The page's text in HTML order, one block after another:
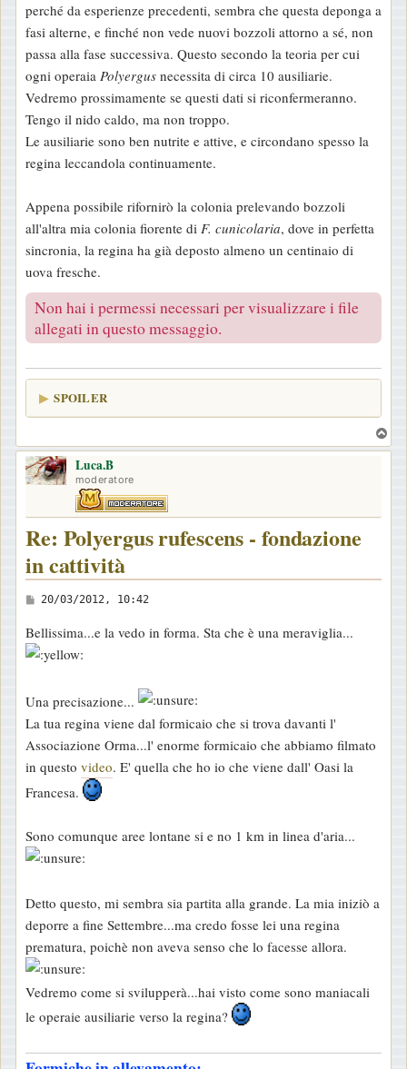
perché da esperienze precedenti, sembra che questa deponga a
fasi alterne, e finché non vede nuovi bozzoli attorno a sé, non
passa alla fase successiva. Questo secondo la teoria per cui
ogni operaia Polyergus necessita di circa 10 ausiliarie.
Vedremo prossimamente se questi dati si riconfermeranno.
Tengo il nido caldo, ma non troppo.
Le ausiliarie sono ben nutrite e attive, e circondano spesso la
regina leccandola continuamente.
Appena possibile rifornirò la colonia prelevando bozzoli
all'altra mia colonia fiorente di F. cunicolaria, dove in perfetta
sincronia, la regina ha già deposto almeno un centinaio di
uova fresche.
Non hai i permessi necessari per visualizzare i file
allegati in questo messaggio.
SPOILER
o
Luca.B
moderatore
Re: Polyergus rufescens - fondazione
in cattività
M
s
s
g
g
i
o
20/03/2012, 10:42
Bellissima...e la vedo in forma. Sta che è una meraviglia...
Una precisazione...
La tua regina viene dal formicaio che si trova davanti l'
Associazione Orma...l' enorme formicaio che abbiamo filmato
in questo video. E' quella che ho io che viene dall' Oasi la
Francesa.
Sono comunque aree lontane si e no 1 km in linea d'aria...
Detto questo, mi sembra sia partita alla grande. La mia iniziò a
deporre a fine Settembre...ma credo fosse lei una regina
prematura, poichè non aveva senso che lo facesse allora.
Vedremo come si svilupperà...hai visto come sono maniacali
le operaie ausiliarie verso la regina?